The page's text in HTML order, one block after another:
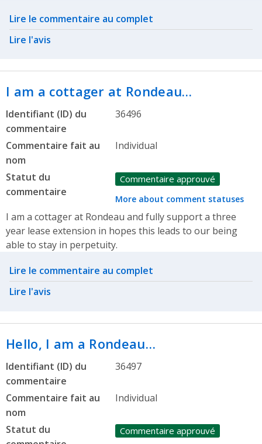
Related actions
Lire le commentaire au complet
Lire l'avis
I am a cottager at Rondeau…
Identifiant (ID) du
commentaire
36496
Commentaire fait au
nom
Individual
Statut du
commentaire
Commentaire approuvé
More about comment statuses
I am a cottager at Rondeau and fully support a three
year lease extension in hopes this leads to our being
able to stay in perpetuity.
Related actions
Lire le commentaire au complet
Lire l'avis
Hello, I am a Rondeau…
Identifiant (ID) du
commentaire
36497
Commentaire fait au
nom
Individual
Statut du
Commentaire approuvé